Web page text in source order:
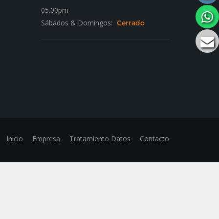
05.00pm
Sábados & Domingos: Cerrado
Inicio Empresa Tratamiento Datos Contacto